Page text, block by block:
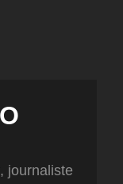
journaliste